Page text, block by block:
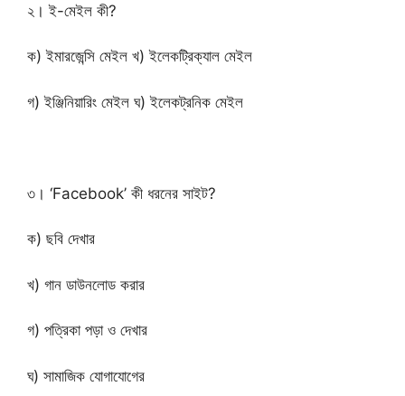
২। ই-মেইল কী?
ক) ইমারজেন্সি মেইল খ) ইলেকট্রিক্যাল মেইল
গ) ইঞ্জিনিয়ারিং মেইল ঘ) ইলেকট্রনিক মেইল
৩। ‘Facebook’ কী ধরনের সাইট?
ক) ছবি দেখার
খ) গান ডাউনলোড করার
গ) পত্রিকা পড়া ও দেখার
ঘ) সামাজিক যোগাযোগের